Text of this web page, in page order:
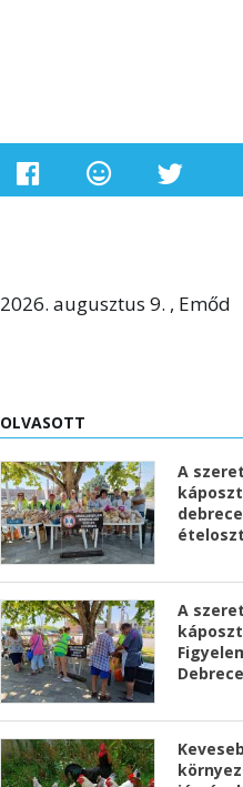
2026. augusztus 9. , Emőd
OLVASOTT
A
A